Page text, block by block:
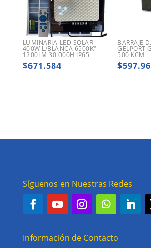
LUMINARIA LED SOLAR
400W L/BLANCA 6500K°
1200LM 30.000H IP65
$671.584
BARRAJE
GELPORT
500 KCM
$
Síguenos en Nuestras Redes
Información de Contacto